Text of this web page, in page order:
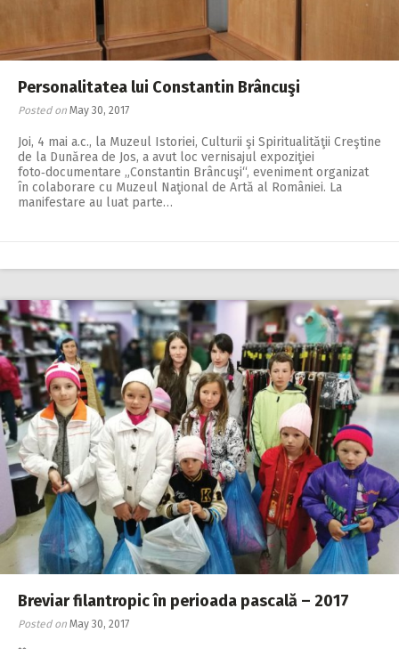
Personalitatea lui Constantin Brâncuşi
Posted on May 30, 2017
Joi, 4 mai a.c., la Muzeul Istoriei, Culturii şi Spiritualităţii Creştine
de la Dunărea de Jos, a avut loc vernisajul expoziţiei
foto‑documentare „Constantin Brâncuşi“, eveniment organizat
în colaborare cu Muzeul Naţional de Artă al României. La
manifestare au luat parte…
Breviar filantropic în perioada pascală – 2017
Posted on May 30, 2017